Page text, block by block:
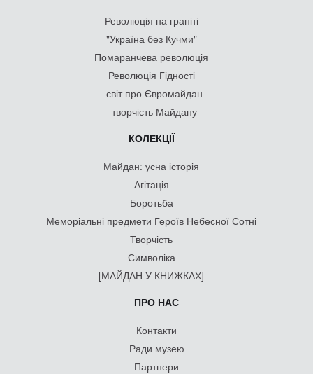
Революція на граніті
"Україна без Кучми"
Помаранчева революція
Революція Гідності
- світ про Євромайдан
- творчість Майдану
КОЛЕКЦІЇ
Майдан: усна історія
Агітація
Боротьба
Меморіальні предмети Героїв Небесної Сотні
Творчість
Символіка
[МАЙДАН У КНИЖКАХ]
ПРО НАС
Контакти
Ради музею
Партнери